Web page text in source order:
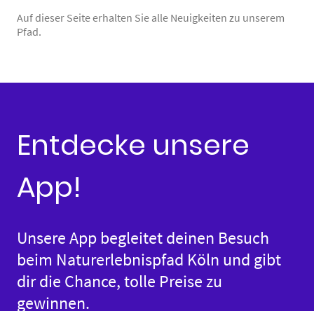
Auf dieser Seite erhalten Sie alle Neuigkeiten zu unserem
Pfad.
Entdecke unsere
App!
Unsere App begleitet deinen Besuch
beim Naturerlebnispfad Köln und gibt
dir die Chance, tolle Preise zu
gewinnen.